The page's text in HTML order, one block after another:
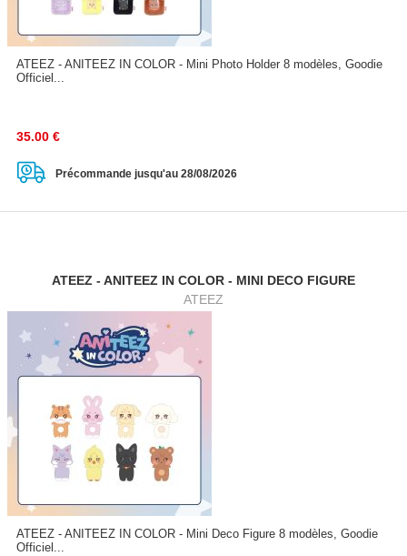
ATEEZ - ANITEEZ IN COLOR - Mini Photo Holder 8 modèles, Goodie
Officiel...
35.00 €
Précommande jusqu'au 28/08/2026
ATEEZ - ANITEEZ IN COLOR - MINI DECO FIGURE
ATEEZ
ATEEZ - ANITEEZ IN COLOR - Mini Deco Figure 8 modèles, Goodie
Officiel...